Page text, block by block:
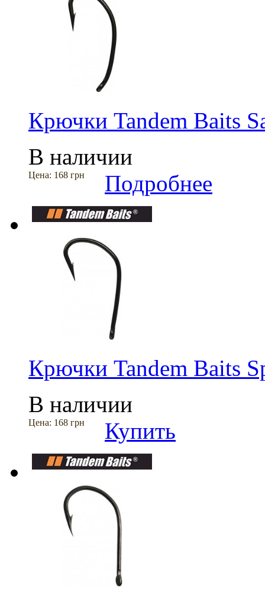
Крючки Tandem Baits
В наличии
Цена: 168 грн Подробнее
Крючки Tandem Baits
В наличии
Цена: 168 грн Купить